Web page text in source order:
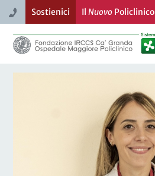
Sostienici Il NuovoPoliclinico